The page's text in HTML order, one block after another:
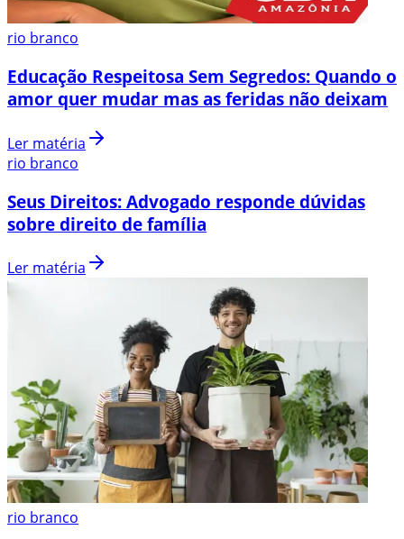
rio branco
Educação Respeitosa Sem Segredos: Quando o
amor quer mudar mas as feridas não deixam
Ler matéria
rio branco
Seus Direitos: Advogado responde dúvidas
sobre direito de família
Ler matéria
rio branco